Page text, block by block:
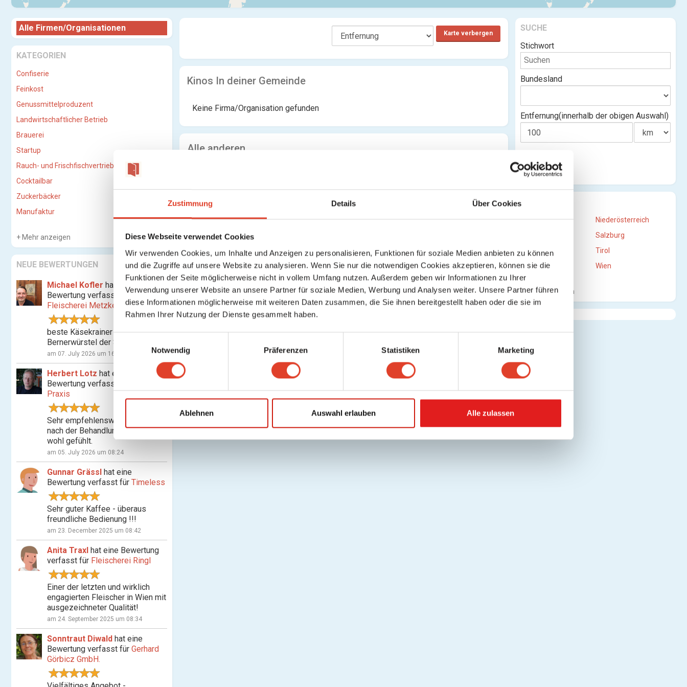
Zustimmung Details Über Cookies
Diese Webseite verwendet Cookies
Wir verwenden Cookies, um Inhalte und Anzeigen zu personalisieren, Funktionen für soziale Medien anbieten zu können
und die Zugriffe auf unsere Website zu analysieren. Wenn Sie nur die notwendigen Cookies akzeptieren, können sie die
Funktionen der Seite möglicherweise nicht in vollem Umfang nutzen. Außerdem geben wir Informationen zu Ihrer
Verwendung unserer Website an unsere Partner für soziale Medien, Werbung und Analysen weiter. Unsere Partner führen
diese Informationen möglicherweise mit weiteren Daten zusammen, die Sie ihnen bereitgestellt haben oder die sie im
Rahmen Ihrer Nutzung der Dienste gesammelt haben.
E
i
n
w
i
i
g
u
n
g
s
u
s
w
a
h
Notwendig Präferenzen Statistiken Marketing
Ablehnen Auswahl erlauben Alle zulassen
Alle Firmen/Organisationen
KATEGORIEN
Confiserie
Feinkost
Genussmittelproduzent
Landwirtschaftlicher Betrieb
Brauerei
Startup
Rauch- und Frischfischvertriebs-GmbH
Cocktailbar
Zuckerbäcker
Manufaktur
Mehr anzeigen
NEUE BEWERTUNGEN
Michael Kofler hat eine
Bewertung verfasst für
Fleischerei Metzker
beste Käsekrainer und
Bernerwürstel der Stadt
am 07. July 2026 um 16:07
Herbert Lotz hat eine
Bewertung verfasst für
Praxis
Sehr empfehlenswert! Habe mich
nach der Behandlung nachhaltig
wohl gefühlt.
am 05. July 2026 um 08:24
Gunnar Grässl hat eine
Bewertung verfasst für Timeless
Sehr guter Kaffee - überaus
freundliche Bedienung !!!
am 23. December 2025 um 08:42
Anita Traxl hat eine Bewertung
verfasst für Fleischerei Ringl
Einer der letzten und wirklich
engagierten Fleischer in Wien mit
ausgezeichneter Qualität!
am 24. September 2025 um 08:34
Sonntraut Diwald hat eine
Bewertung verfasst für Gerhard
Görbicz GmbH.
SUCHE
Stichwort
Bundesland
Entfernung(innerhalb der obigen Auswahl)
STANDORTE
Burgenland
Niederösterreich
Salzburg
Steiermark
Tirol
Vorarlberg
Wien
Mehr anzeigen
Karte verbergen
Kinos In deiner Gemeinde
Keine Firma/Organisation gefunden
Alle anderen
Admiral Kino
Kinos
Burggasse 119, 1070 Wien 7., Neubau, Wien, Österreich
5586.99 km entfernt
0 Bewertungen
Stadtkino
Kinos
Akademiestraße 13, 1010 Wien 1., Innere Stadt, Wien, Österreich
Gartenbaukino
5587.73 km entfernt